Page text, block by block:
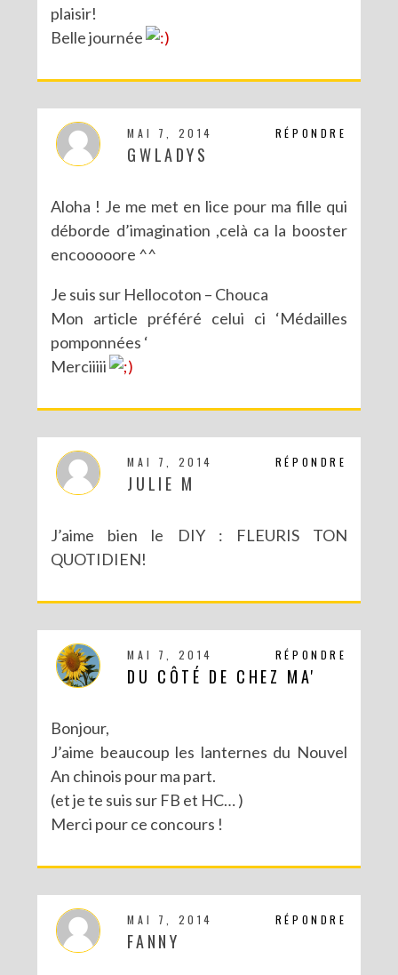
plaisir!
Belle journée
RÉPONDRE
MAI 7, 2014
GWLADYS
Aloha ! Je me met en lice pour ma fille qui
déborde d’imagination ,celà ca la booster
encooooore ^^
Je suis sur Hellocoton – Chouca
Mon article préféré celui ci ‘Médailles
pomponnées ‘
Merciiiii
RÉPONDRE
MAI 7, 2014
JULIE M
J’aime bien le DIY : FLEURIS TON
QUOTIDIEN!
RÉPONDRE
MAI 7, 2014
DU CÔTÉ DE CHEZ MA'
Bonjour,
J’aime beaucoup les lanternes du Nouvel
An chinois pour ma part.
(et je te suis sur FB et HC… )
Merci pour ce concours !
RÉPONDRE
MAI 7, 2014
FANNY